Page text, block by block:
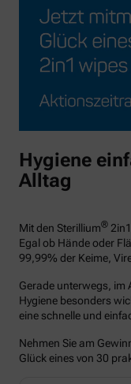
Hygiene
Alltag
Mit den Sterillium®
Egal ob Hände oder
99,99% der Keime,
Gerade unterwegs, im
Hygiene besonders
eine schnelle und
Nehmen Sie am
Glück eines von 30